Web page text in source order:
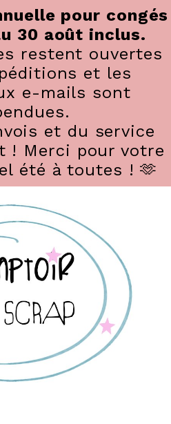
pour congés
30 août inclus.
restent ouvertes
et les
e-mails sont
et du service
! Merci pour votre
été à toutes ! 🫶